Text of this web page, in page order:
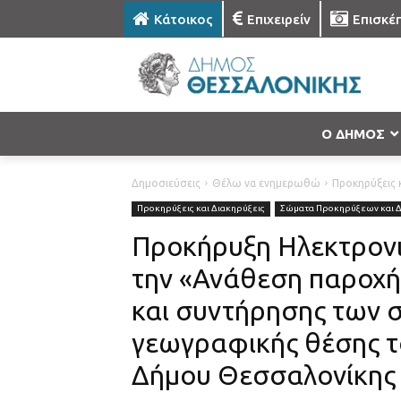
Κάτοικος Επιχειρείν
Ο ΔΗΜΟΣ
Δημοσιεύσεις Θέλω να ενημερωθώ Προκηρύξεις
Προκηρύξεις και Διακηρύξεις Σώματα Προκηρύξεων και
Προκήρυξη
την «Ανάθεση
και συντήρησης των
γεωγραφικής θέσης
Δήμου